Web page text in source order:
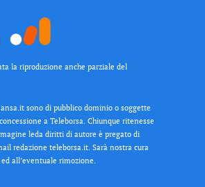
la riproduzione anche parziale del
sono di pubblico dominio o soggette
a Teleborsa. Chiunque ritenesse
leda diritti di autore è pregato di
redazione teleborsa.it. Sarà nostra cura
all’eventuale rimozione.